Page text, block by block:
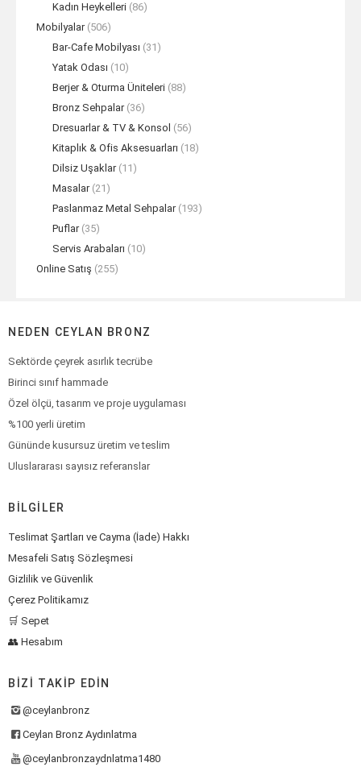
Kadın Heykelleri (86)
Mobilyalar (506)
Bar-Cafe Mobilyası (31)
Yatak Odası (10)
Berjer & Oturma Üniteleri (88)
Bronz Sehpalar (36)
Dresuarlar & TV & Konsol (56)
Kitaplık & Ofis Aksesuarları (18)
Dilsiz Uşaklar (11)
Masalar (21)
Paslanmaz Metal Sehpalar (193)
Puflar (35)
Servis Arabaları (10)
Online Satış (255)
NEDEN CEYLAN BRONZ
Sektörde çeyrek asırlık tecrübe
Birinci sınıf hammade
Özel ölçü, tasarım ve proje uygulaması
%100 yerli üretim
Gününde kusursuz üretim ve teslim
Uluslararası sayısız referanslar
BILGILER
Teslimat Şartları ve Cayma (İade) Hakkı
Mesafeli Satış Sözleşmesi
Gizlilik ve Güvenlik
Çerez Politikamız
🛒 Sepet
👥 Hesabım
BIZI TAKIP EDIN
@ceylanbronz
Ceylan Bronz Aydınlatma
@ceylanbronzaydnlatma1480